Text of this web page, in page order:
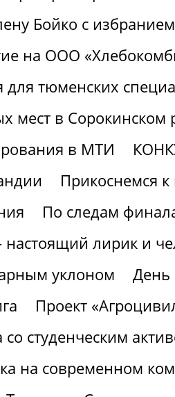
Бойко с
на ООО
тюменских
мест в Сорокинском
в МТИ
Прикоснемся
По следам
настоящий лирик и
уклоном
День
Проект
со студенческим
на современном